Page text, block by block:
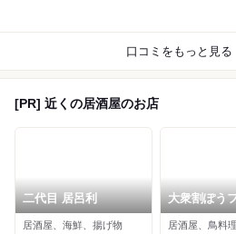
口コミをもっと見る
[PR] 近くの居酒屋のお店
二代目 居呂利
居酒屋、海鮮、揚げ物
大衆割ぽう
ス 本店
居酒屋、鳥料